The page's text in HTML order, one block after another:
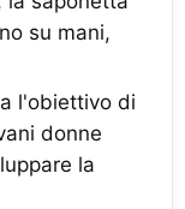
su mani,
l'obiettivo di
donne
la